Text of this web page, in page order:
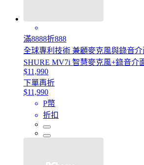
滿8888折888
全球專利技術 兼顧麥克風與錄音
SHURE MV7i 智慧麥克風+錄音介
$11,990
下單再折
$11,990
P幣
折扣